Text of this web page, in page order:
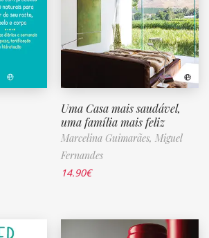
Uma Casa mais saudável,
uma família mais feliz
Marcelina Guimarães, Miguel
Fernandes
14.90€